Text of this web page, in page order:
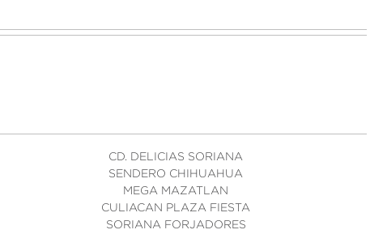
CD. DELICIAS SORIANA
SENDERO CHIHUAHUA
MEGA MAZATLAN
CULIACAN PLAZA FIESTA
SORIANA FORJADORES